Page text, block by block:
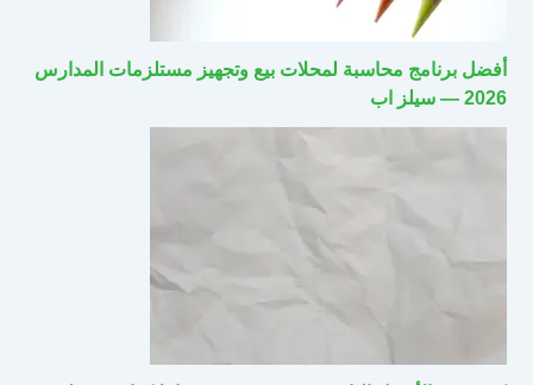
أفضل برنامج محاسبة لمحلات بيع وتجهيز مستلزمات المدارس
2026 — سيلز اب